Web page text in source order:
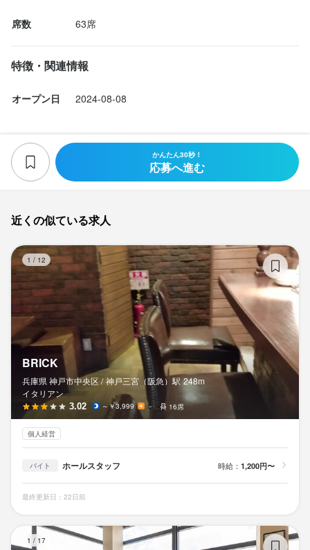
席数 63席
特徴・関連情報
オープン日 2024-08-08
かんたん30秒！
応募へ進む
近くの似ている求人
1 / 12
BRICK
兵庫県 神戸市中央区 / 神戸三宮（阪急） 駅 248m
イタリアン
3.02 ～￥3,999 － 16席
個人経営
バイト ホールスタッフ 時給： 1,200円〜
最終更新日：22日前
1 / 17